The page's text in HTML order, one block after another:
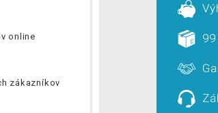
online
zákazníkov